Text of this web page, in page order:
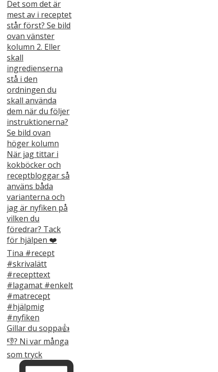
Gillar du soppa👍
👎? Ni var många
som tryck